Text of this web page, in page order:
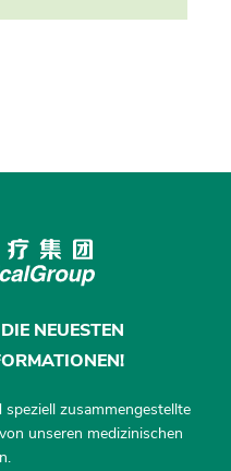
NEUESTEN
zusammengestellte
unseren medizinischen